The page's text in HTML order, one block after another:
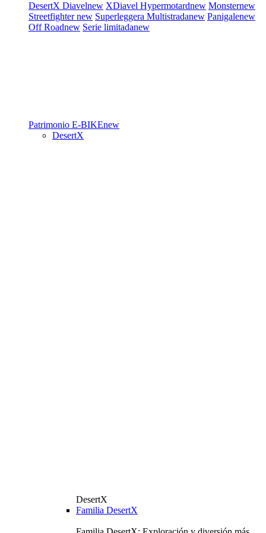
DesertX Diavelnew XDiavel Hypermotardnew Monsternew
Streetfighternew Superleggera Multistradanew Panigalenew
Off Roadnew Serie limitadanew
Patrimonio E-BIKEnew
DesertX
DesertX
Familia DesertX